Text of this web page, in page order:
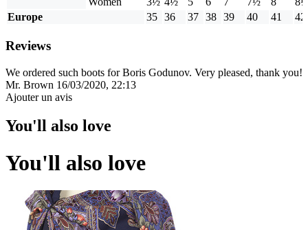
Europe
35 36 37 38 39 40 41 42
Reviews
We ordered such boots for Boris Godunov. Very pleased, thank you!
Mr. Brown 16/03/2020, 22:13
Ajouter un avis
You'll also love
You'll also love